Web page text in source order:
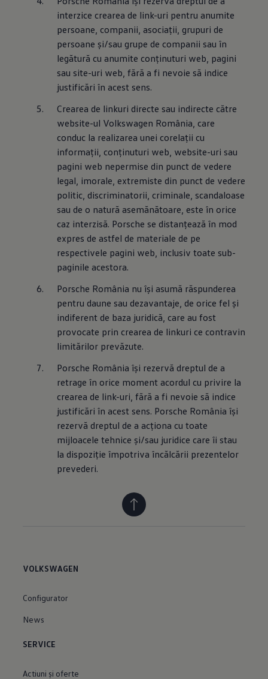
interzice crearea de link-uri pentru anumite
persoane, companii, asociaţii, grupuri de
persoane şi/sau grupe de companii sau în
legătură cu anumite conţinuturi web, pagini
sau site-uri web, fără a fi nevoie să indice
justificări în acest sens.
Crearea de linkuri directe sau indirecte către
website-ul Volkswagen România, care
conduc la realizarea unei corelaţii cu
informaţii, conţinuturi web, website-uri sau
pagini web nepermise din punct de vedere
legal, imorale, extremiste din punct de vedere
politic, discriminatorii, criminale, scandaloase
sau de o natură asemănătoare, este în orice
caz interzisă. Porsche se distanţează în mod
expres de astfel de materiale de pe
respectivele pagini web, inclusiv toate sub-
paginile acestora.
Porsche România nu îşi asumă răspunderea
pentru daune sau dezavantaje, de orice fel şi
indiferent de baza juridică, care au fost
provocate prin crearea de linkuri ce contravin
limitărilor prevăzute.
Porsche România îşi rezervă dreptul de a
retrage în orice moment acordul cu privire la
crearea de link-uri, fără a fi nevoie să indice
justificări în acest sens. Porsche România îşi
rezervă dreptul de a acţiona cu toate
mijloacele tehnice şi/sau juridice care îi stau
la dispoziţie împotriva încălcării prezentelor
prevederi.
VOLKSWAGEN
Configurator
News
SERVICE
Actiuni şi oferte